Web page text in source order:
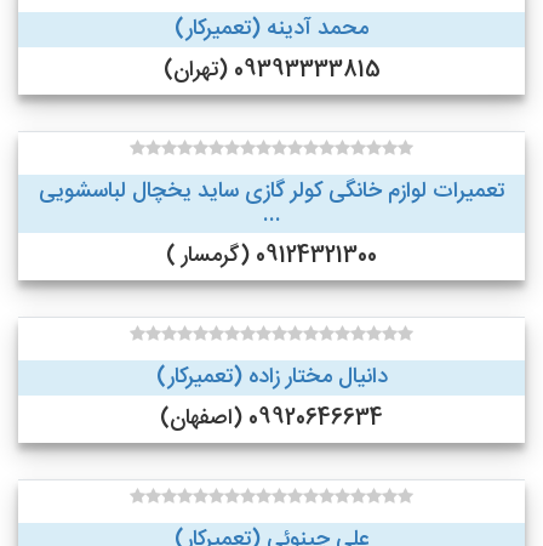
محمد آدینه (تعمیرکار)
09393333815 (تهران)
تعمیرات لوازم خانگی کولر گازی ساید یخچال لباسشویی
...
09124321300 (گرمسار )
دانیال مختار زاده (تعمیرکار)
09920646634 (اصفهان)